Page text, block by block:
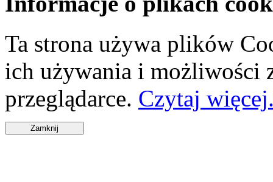
Ta strona używa plików
ich używania i możliwości
przeglądarce. Czytaj